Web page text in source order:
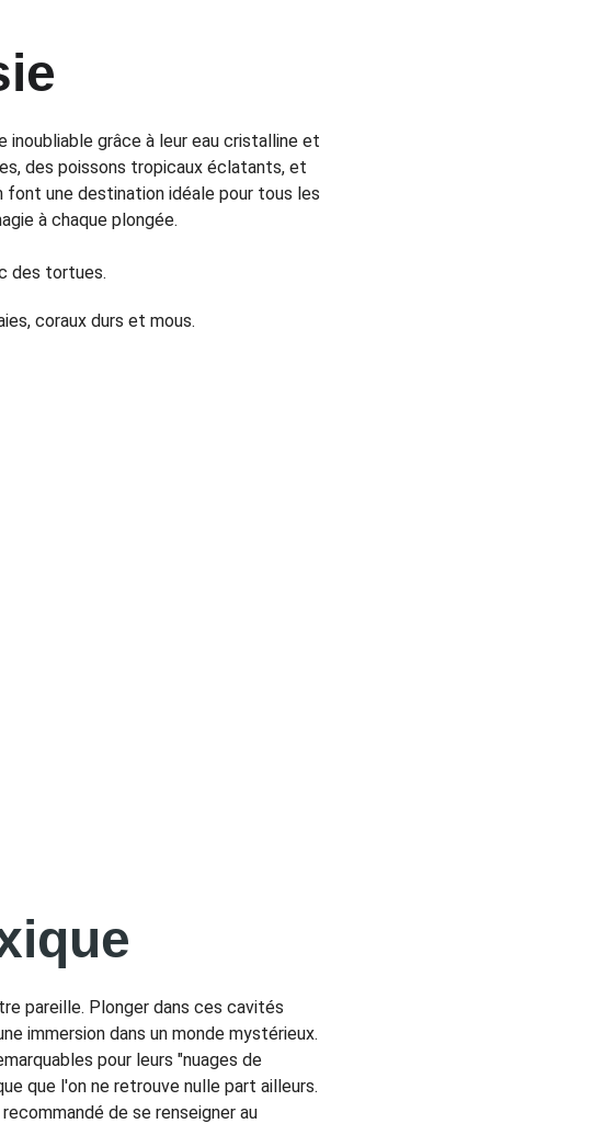
inoubliable grâce à leur eau cristalline et
des poissons tropicaux éclatants, et
font une destination idéale pour tous les
à chaque plongée.
des tortues.
coraux durs et mous.
pareille. Plonger dans ces cavités
immersion dans un monde mystérieux.
pour leurs "nuages de
que l'on ne retrouve nulle part ailleurs.
de se renseigner au